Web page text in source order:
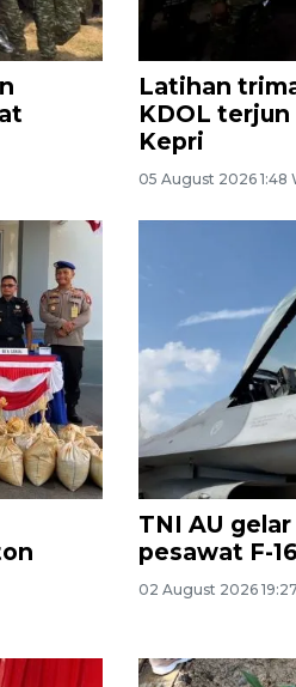
Latihan
KDOL
Kepri
05 August 2026 1:48
TNI AU
pesawat F-
02 August 2026